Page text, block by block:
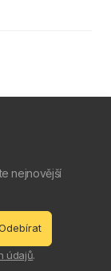
nejnovější
údajů.